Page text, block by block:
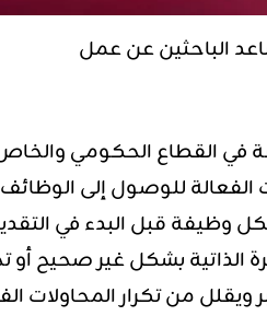
الباحثين عن عمل
في القطاع الحكومي
للوصول إلى الوظائف
وظيفة قبل البدء في
الذاتية بشكل غير صحيح أو
ويقلل من تكرار المحاولات